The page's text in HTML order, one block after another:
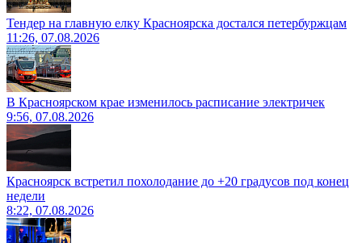
Тендер на главную елку Красноярска достался петербуржцам
11:26, 07.08.2026
В Красноярском крае изменилось расписание электричек
9:56, 07.08.2026
Красноярск встретил похолодание до +20 градусов под конец
недели
8:22, 07.08.2026